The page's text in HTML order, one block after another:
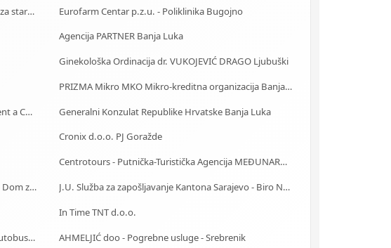
Starački dom Bihać - Dom za stare Bihać - Dom za stara lica Bihać
Eurofarm Centar p.z.u. - Poliklinika Bugojno
Agencija PARTNER Banja Luka
Ginekološka Ordinacija dr. VUKOJEVIĆ DRAGO Ljubuški
PRIZMA Mikro MKO Mikro-kreditna organizacija Banja Luka
Car Rental - Mietwagen - Iznajmljivanje auta - Rent a Car Banja Luka
Generalni Konzulat Republike Hrvatske Banja Luka
Cronix d.o.o. PJ Goražde
Centrotours - Putnička-Turistička Agencija MEĐUNARODNI AERODROM Sarajevo
Starački dom Sarajevo - Dom za stare Sarajevo - Dom za stara lica Sarajevo
J.U. Služba za zapošljavanje Kantona Sarajevo - Biro Novo Sarajevo
In Time TNT d.o.o.
Centrotrans-Eurolines dd Sarajevo - P.J. Ilijaš - Autobuska stanica
AHMELJIĆ doo - Pogrebne usluge - Srebrenik